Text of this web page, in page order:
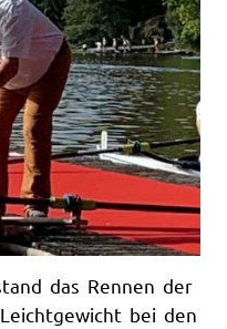
das Rennen der
bei den